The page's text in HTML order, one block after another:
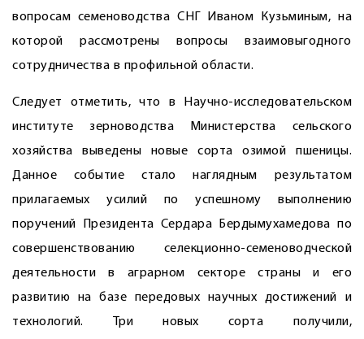
вопросам семеноводства СНГ Иваном Кузьминым, на
которой рассмотрены вопросы взаимовыгодного
сотрудничества в профильной области.
Следует отметить, что в Научно-исследовательском
институте зерноводства Министерства сельского
хозяйства выведены новые сорта озимой пшеницы.
Данное событие стало наглядным результатом
прилагаемых усилий по успешному выполнению
поручений Президента Сердара Бердымухамедова по
совершенствованию селекционно-семеноводческой
деятельности в аграрном секторе страны и его
развитию на базе передовых научных достижений и
технологий. Три новых сорта получили,